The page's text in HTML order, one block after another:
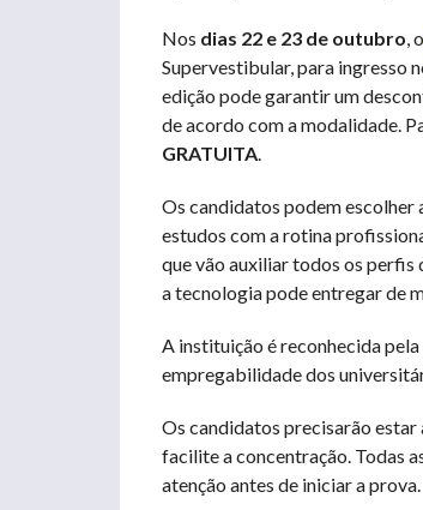
Nos dias 22 e 23 de outubro, o
Supervestibular, para ingresso
edição pode garantir um
de acordo com a modalidade.
GRATUITA.
Os candidatos podem escolher
estudos com a rotina
que vão auxiliar todos os perfis
a tecnologia pode entregar de
A instituição é reconhecida
empregabilidade dos
Os candidatos precisarão estar
facilite a concentração. Todas
atenção antes de iniciar a prova.